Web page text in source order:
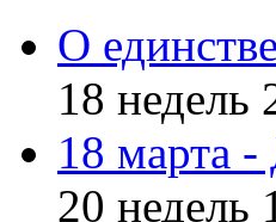
О
18 недель
18 марта
20 недель